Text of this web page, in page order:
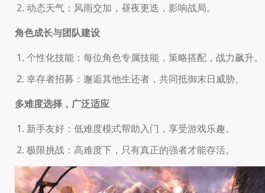
动态天气：风雨交加，昼夜更迭，影响战局。
角色成长与团队建设
个性化技能：每位角色专属技能，策略搭配，战力飙升。
幸存者招募：邂逅其他生还者，共同抵御末日威胁。
多难度选择，广泛适应
新手友好：低难度模式帮助入门，享受游戏乐趣。
极限挑战：高难度下，只有真正的强者才能存活。